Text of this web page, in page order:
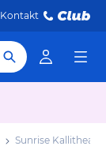
Kontakt
Sunrise Kallithea